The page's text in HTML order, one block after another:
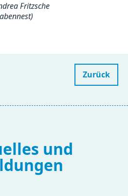
Fritzsche
Zurück
und